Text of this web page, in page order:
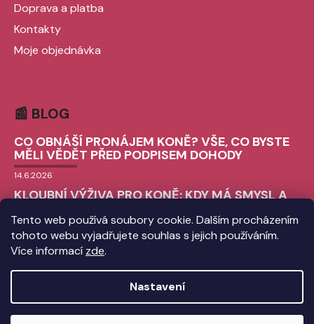
Tento web používá soubory cookie. Dalším procházením
tohoto webu vyjadřujete souhlas s jejich používáním.
Více informací zde.
Nastavení
Doprava a platba
Kontakty
Moje objednávka
📰 BLOG
CO OBNÁŠÍ PRONÁJEM KONĚ? VŠE, CO BYSTE
MĚLI VĚDĚT PŘED PODPISEM DOHODY
14.6.2026
KLOUBNÍ VÝŽIVA PRO KONĚ: KDY MÁ SMYSL A
9.6.2026
CHLADICÍ BOTY PRO KONĚ: VŠE, CO